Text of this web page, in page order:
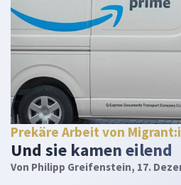
Prekäre Arbeit von
Und sie kamen eilend
Von Philipp Greifenstein, 17.